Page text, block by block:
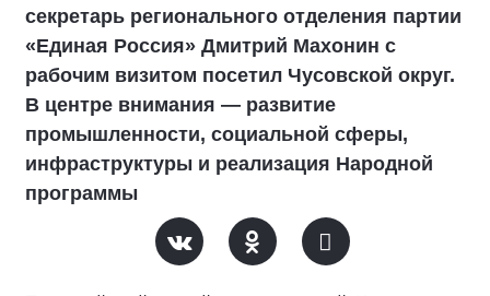
секретарь регионального отделения партии
«Единая Россия» Дмитрий Махонин с
рабочим визитом посетил Чусовской округ.
В центре внимания — развитие
промышленности, социальной сферы,
инфраструктуры и реализация Народной
программы